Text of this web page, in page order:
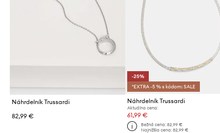
Náhrdelník Trussardi
82,99 €
-25%
*EXTRA -5 % s kódom: SALE
Náhrdelník Trussardi
Aktuálna cena:
61,99 €
Bežná cena: 82,99 €
Najnižšia cena: 82,99 €